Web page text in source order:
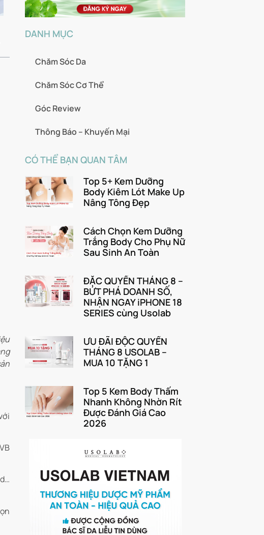
DANH MỤC
Chăm Sóc Da
Chăm Sóc Cơ Thể
Góc Review
Thông Báo – Khuyến Mại
CÓ THỂ BẠN QUAN TÂM
Top 5+ Kem Dưỡng
Body Kiêm Lót Make Up
Nâng Tông Đẹp
Cách Chọn Kem Dưỡng
Trắng Body Cho Phụ Nữ
Sau Sinh An Toàn
ĐẶC QUYỀN THÁNG 8 –
BỨT PHÁ DOANH SỐ,
NHẬN NGAY iPHONE 18
SERIES cùng Usolab
ƯU ĐÃI ĐỘC QUYỀN
THÁNG 8 USOLAB –
MUA 10 TẶNG 1
Top 5 Kem Body Thấm
Nhanh Không Nhờn Rít
Được Đánh Giá Cao
2026